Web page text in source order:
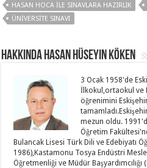
HASAN HOCA ILE SINAVLARA HAZIRLIK
ÜNIVERSITE SINAVI
Hakkında Hasan Hüseyin KÖKEN
3 Ocak 1958'de
İlkokul,ortaokul ve
öğrenimini
mezun oldu.
Öğretim
Bulancak Lisesi Türk Dili ve Edebiyatı
1986),Kastamonu Tosya Endüstri
Öğretmenliği ve Müdür